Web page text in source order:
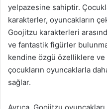
yelpazesine sahiptir.
karakterler, oyuncakların
Goojitzu karakterleri
ve fantastik figürler
kendine özgü özelliklere
çocukların oyuncaklarla
sağlar.